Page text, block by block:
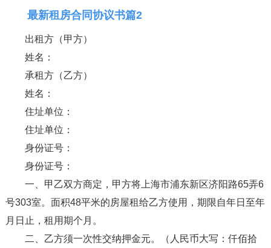
最新租房合同协议书篇2
出租方（甲方）
姓名：
承租方（乙方）
姓名：
住址单位：
住址单位：
身份证号：
身份证号：
一、甲乙双方商定，甲方将上海市浦东新区济阳路65弄6
号303室。面积48平米的房屋租给乙方使用，期限自年日至年
月日止，租用期个月。
二、乙方须一次性交纳押金元。（人民币大写：仟佰拾